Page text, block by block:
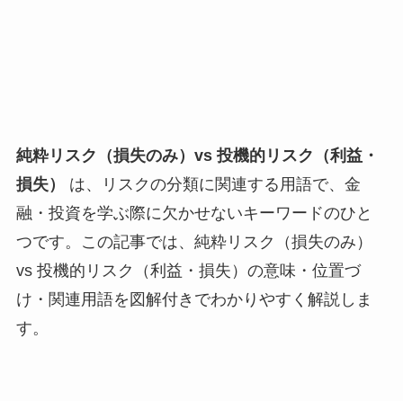
純粋リスク（損失のみ）vs 投機的リスク（利益・
損失）
は、リスクの分類に関連する用語で、金
融・投資を学ぶ際に欠かせないキーワードのひと
つです。この記事では、純粋リスク（損失のみ）
vs 投機的リスク（利益・損失）の意味・位置づ
け・関連用語を図解付きでわかりやすく解説しま
す。